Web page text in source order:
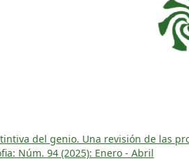
del genio. Una revisión de las
Núm. 94 (2025): Enero - Abril